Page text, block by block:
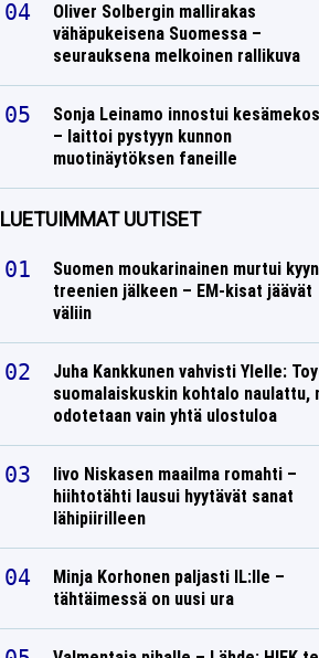
Oliver Solbergin mallirakas
vähäpukeisena Suomessa –
seurauksena melkoinen rallikuva
Sonja Leinamo innostui
– laittoi pystyyn kunnon
muotinäytöksen faneille
LUETUIMMAT UUTISET
Suomen moukarinainen murtui
treenien jälkeen – EM-kisat jäävät
väliin
Juha Kankkunen vahvisti Ylelle:
suomalaiskuskin kohtalo naulattu,
odotetaan vain yhtä ulostuloa
Iivo Niskasen maailma romahti –
hiihtotähti lausui hyytävät sanat
lähipiirilleen
Minja Korhonen paljasti IL:lle –
tähtäimessä on uusi ura